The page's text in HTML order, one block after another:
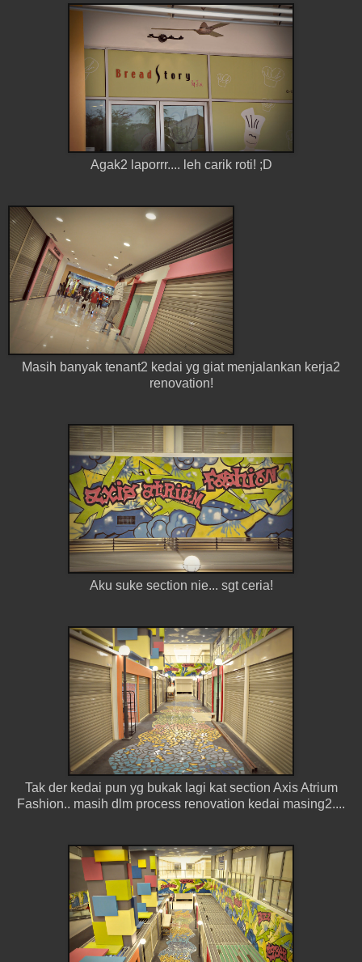
Agak2 laporrr.... leh carik roti! ;D
Masih banyak tenant2 kedai yg giat menjalankan kerja2
renovation!
Aku suke section nie... sgt ceria!
Tak der kedai pun yg bukak lagi kat section Axis Atrium
Fashion.. masih dlm process renovation kedai masing2....